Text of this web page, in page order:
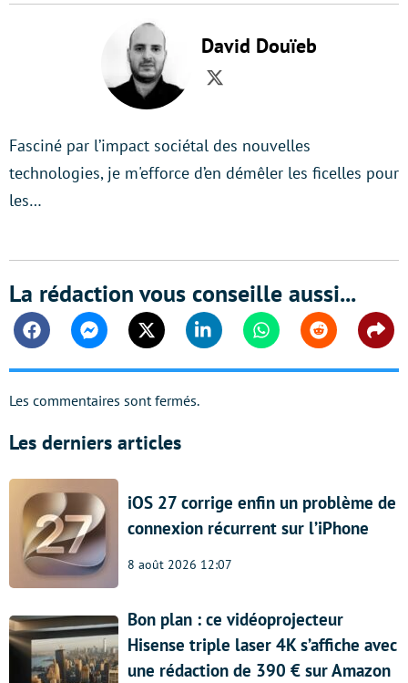
David Douïeb
Twitter
Fasciné par l’impact sociétal des nouvelles
technologies, je m'efforce d’en démêler les ficelles pour
les…
La rédaction vous conseille aussi...
FacebookMessengerTwitter Linkedin WhatsappReddit
Les commentaires sont fermés.
Les derniers articles
iOS 27 corrige enfin un problème de
connexion récurrent sur l’iPhone
8 août 2026 12:07
Bon plan : ce vidéoprojecteur
Hisense triple laser 4K s’affiche avec
une rédaction de 390 € sur Amazon